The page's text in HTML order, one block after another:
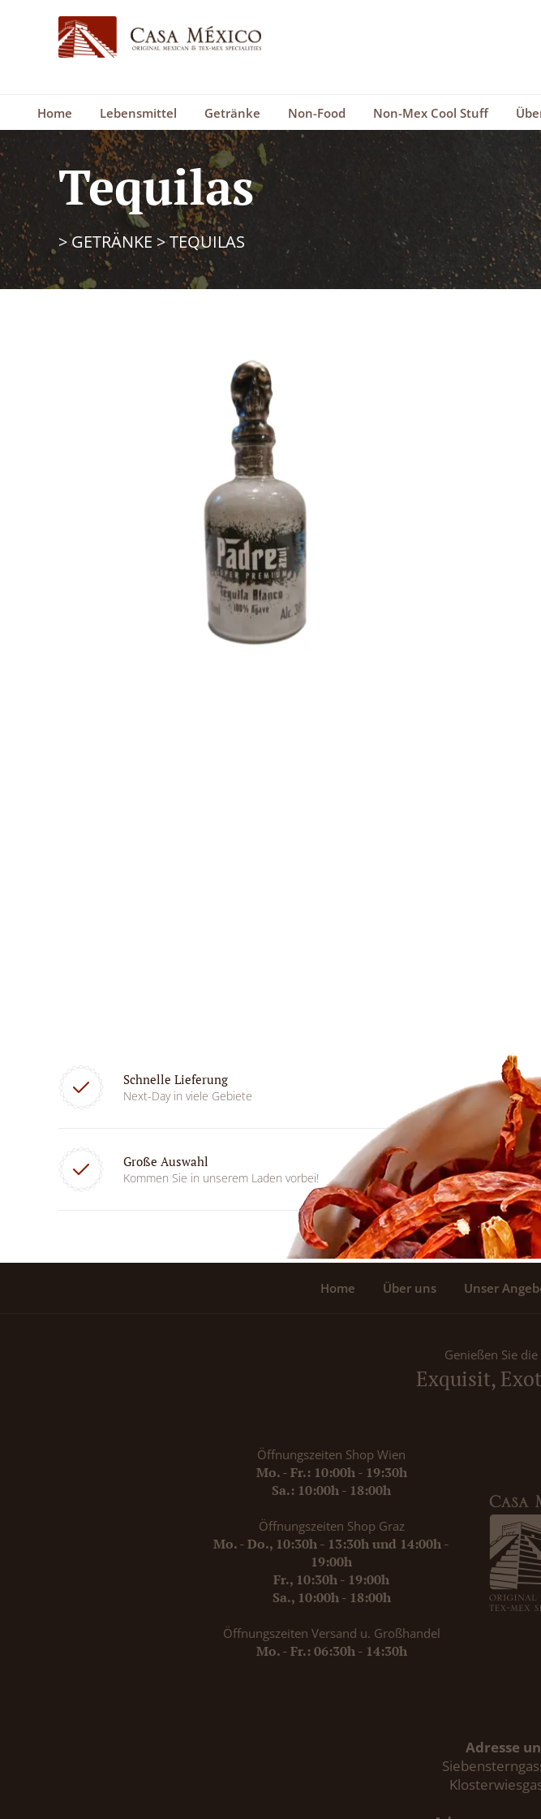
Home Lebensmittel Getränke Non-Food Non-Mex Cool Stuff
Tequilas
>GETRÄNKE >TEQUILAS
Schnelle Lieferung
Next-Day in viele Gebiete
Große Auswahl
Kommen Sie in unserem Laden vorbei!
Home Über uns Unser
Genießen Sie
Exquisit,
Öffnungszeiten Shop Wien
Mo. - Fr.: 10:00h - 19:30h
Sa.: 10:00h - 18:00h
Öffnungszeiten Shop Graz
Mo. - Do., 10:30h - 13:30h und 14:00h -
19:00h
Fr., 10:30h - 19:00h
Sa., 10:00h - 18:00h
Öffnungszeiten Versand u. Großhandel
Mo. - Fr.: 06:30h - 14:30h
Adresse